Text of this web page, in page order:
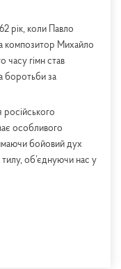
рік, коли Павло
композитор Михайло
часу гімн став
боротьби за
особливого
бойовий дух
тилу, об’єднуючи нас у